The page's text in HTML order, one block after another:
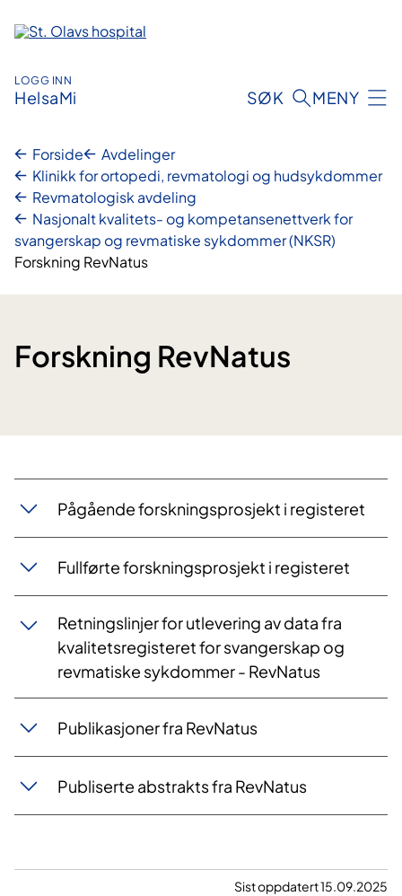
innhold
LOGG INN
HelsaMi SØK MENY
Forside
Avdelinger
Klinikk for ortopedi, revmatologi og hudsykdommer
Revmatologisk avdeling
Nasjonalt kvalitets- og kompetansenettverk for
svangerskap og revmatiske sykdommer (NKSR)
Forskning RevNatus
Forskning RevNatus
​Pågående forskningsprosjekt i registeret
Fullførte forskningsprosjekt i registeret​​
Retningslinjer for utlevering av data fra
kvalitetsregisteret for svangerskap og
revmatiske sykdommer - RevNatus
Publikasjoner fra RevNatus
Publiserte abstrakts fra RevNatus
Sist oppdatert 15.09.2025